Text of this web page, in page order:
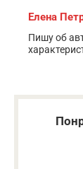
Елена
Пишу об